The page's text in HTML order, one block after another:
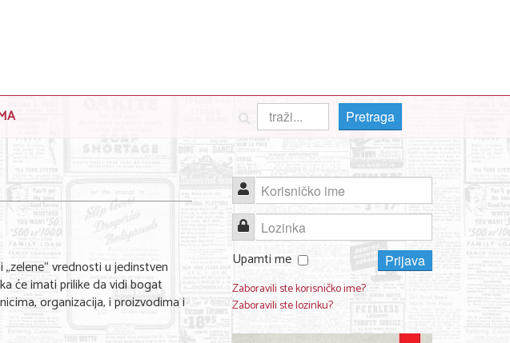
Pretraga
vrednosti u jedinstven
će imati prilike da vidi bogat
organizacija, i proizvodima i
Korisničko ime
Lozinka
Upamti me
Prijava
Zaboravili ste korisničko ime?
Zaboravili ste lozinku?